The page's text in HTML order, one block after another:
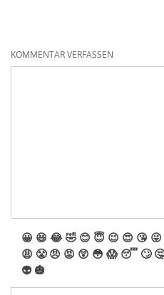
KOMMENTAR VERFASSEN
😀 😆 😂🤣 😊 😇 😉 😍 😘 😜
😩 😤 😠 😡 😲 😳 😱 😴 🙄 🤔
👽 🎃